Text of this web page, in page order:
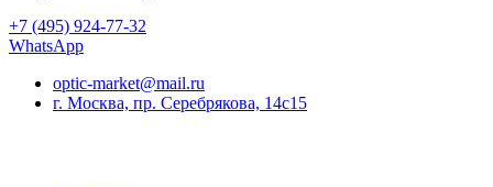
+7 (495) 924-77-32
WhatsApp
optic-market@mail.ru
г. Москва, пр. Серебрякова, 14с15